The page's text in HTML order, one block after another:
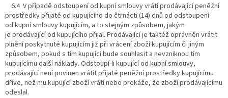
6.4 V případě odstoupení od kupní smlouvy vrátí prodávající peněžní
prostředky přijaté od kupujícího do čtrnácti (14) dnů od odstoupení
od kupní smlouvy kupujícím, a to stejným způsobem, jakým
je prodávající od kupujícího přijal. Prodávající je taktéž oprávněn vrátit
plnění poskytnuté kupujícím již při vrácení zboží kupujícím či jiným
způsobem, pokud s tím kupující bude souhlasit a nevzniknou tím
kupujícímu další náklady. Odstoupí-li kupující od kupní smlouvy,
prodávající není povinen vrátit přijaté peněžní prostředky kupujícímu
dříve, než mu kupující zboží vrátí nebo prokáže, že zboží prodávajícímu
odeslal.